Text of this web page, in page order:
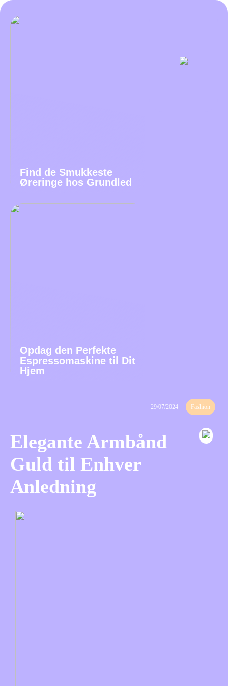
Find de Smukkeste
Øreringe hos Grundled
Opdag den Perfekte
Espressomaskine til Dit
Hjem
29/07/2024 Fashion
Elegante Armbånd
Guld til Enhver
Anledning